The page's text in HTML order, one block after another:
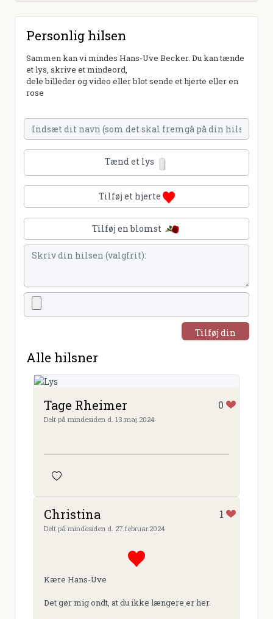
Personlig hilsen
Sammen kan vi mindes Hans-Uve Becker. Du kan tænde
et lys, skrive et mindeord,
dele billeder og video eller blot sende et hjerte eller en
rose
Tænd et lys
Tilføj et hjerte
Tilføj en blomst
Tilføj din
Alle hilsner
Tage Rheimer 0
Delt på mindesiden d. 13.maj.2024
Christina 1
Delt på mindesiden d. 27.februar.2024
Kære Hans-Uve
Det gør mig ondt, at du ikke længere er her.